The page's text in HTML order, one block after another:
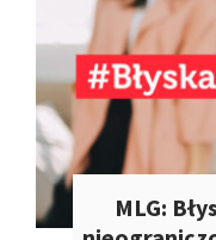
MLG: